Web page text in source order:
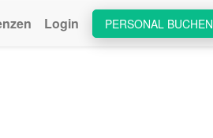
PERSONAL BUCHEN
Login